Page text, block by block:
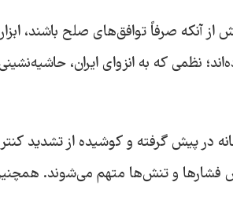
آنکه صرفاً توافق‌های صلح باشند،
نظمی که به انزوای ایران،
در پیش گرفته و کوشیده از تشدید
فشارها و تنش‌ها متهم می‌شوند.